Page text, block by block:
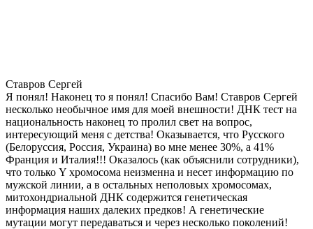
Ставров Сергей
Я понял! Наконец то я понял! Спасибо Вам! Ставров Сергей
несколько необычное имя для моей внешности! ДНК тест на
национальность наконец то пролил свет на вопрос,
интересующий меня с детства! Оказывается, что Русского
(Белоруссия, Россия, Украина) во мне менее 30%, а 41%
Франция и Италия!!! Оказалось (как объяснили сотрудники),
что только Y хромосома неизменна и несет информацию по
мужской линии, а в остальных неполовых хромосомах,
митохондриальной ДНК содержится генетическая
информация наших далеких предков! А генетические
мутации могут передаваться и через несколько поколений!